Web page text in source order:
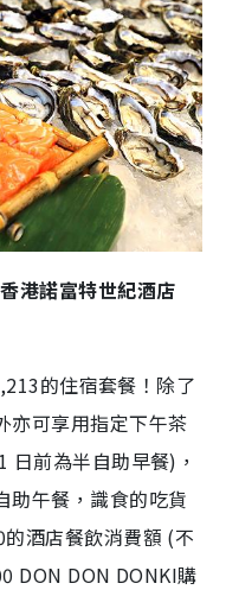
港諾富特世紀酒店
的住宿套餐！除了
亦可享用指定下午茶
前為半自助早餐)，
助午餐，識食的吃貨
酒店餐飲消費額 (不
DON DON DONKI購